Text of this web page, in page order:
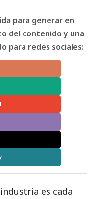
para generar en
del contenido y una
para redes sociales:
es cada